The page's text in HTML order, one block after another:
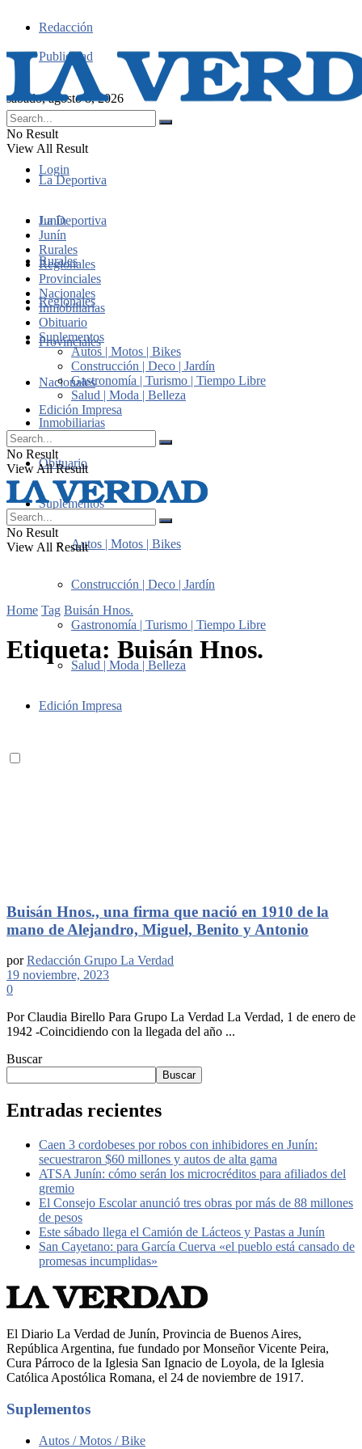
Redacción
Publicidad
sábado, agosto 8, 2026
Login
No Result
View All Result
La Deportiva
Junín
Rurales
Regionales
Provinciales
Nacionales
Inmobiliarias
Obituario
Suplementos
Autos | Motos | Bikes
Construcción | Deco | Jardín
Gastronomía | Turismo | Tiempo Libre
Salud | Moda | Belleza
Edición Impresa
La Deportiva
Junín
Rurales
Regionales
Provinciales
Nacionales
Inmobiliarias
Obituario
Suplementos
Autos | Motos | Bikes
Construcción | Deco | Jardín
Gastronomía | Turismo | Tiempo Libre
Salud | Moda | Belleza
Edición Impresa
No Result
View All Result
No Result
View All Result
Home Tag Buisán Hnos.
Etiqueta: Buisán Hnos.
Buisán Hnos., una firma que nació en 1910 de la
mano de Alejandro, Miguel, Benito y Antonio
por Redacción Grupo La Verdad
19 noviembre, 2023
0
Por Claudia Birello Para Grupo La Verdad La Verdad, 1 de enero de
1942 -Coincidiendo con la llegada del año ...
Buscar
Buscar
Entradas recientes
Caen 3 cordobeses por robos con inhibidores en Junín:
secuestraron $60 millones y autos de alta gama
ATSA Junín: cómo serán los microcréditos para afiliados del
gremio
El Consejo Escolar anunció tres obras por más de 88 millones
de pesos
Este sábado llega el Camión de Lácteos y Pastas a Junín
San Cayetano: para García Cuerva «el pueblo está cansado de
promesas incumplidas»
El Diario La Verdad de Junín, Provincia de Buenos Aires,
República Argentina, fue fundado por Monseñor Vicente Peira,
Cura Párroco de la Iglesia San Ignacio de Loyola, de la Iglesia
Católica Apostólica Romana, el 24 de noviembre de 1917.
Suplementos
Autos / Motos / Bike